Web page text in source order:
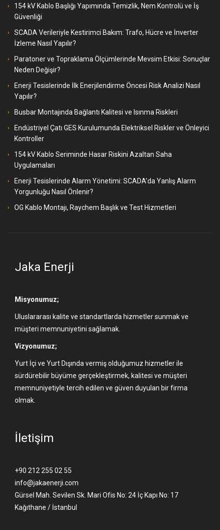
154 kV Kablo Başlığı Yapımında Temizlik, Nem Kontrolü ve İş
Güvenliği
SCADA Verileriyle Kestirimci Bakım: Trafo, Hücre ve İnverter
İzleme Nasıl Yapılır?
Paratoner ve Topraklama Ölçümlerinde Mevsim Etkisi: Sonuçlar
Neden Değişir?
Enerji Tesislerinde İlk Enerjilendirme Öncesi Risk Analizi Nasıl
Yapılır?
Busbar Montajında Bağlantı Kalitesi ve Isınma Riskleri
Endüstriyel Çatı GES Kurulumunda Elektriksel Riskler ve Önleyici
Kontroller
154 kV Kablo Seriminde Hasar Riskini Azaltan Saha
Uygulamaları
Enerji Tesislerinde Alarm Yönetimi: SCADA’da Yanlış Alarm
Yorgunluğu Nasıl Önlenir?
OG Kablo Montajı, Raychem Başlık ve Test Hizmetleri
Jaka Enerji
Misyonumuz;
Uluslararası kalite ve standartlarda hizmetler sunmak ve
müşteri memnuniyetini sağlamak.
Vizyonumuz;
Yurt İçi ve Yurt Dışında vermiş olduğumuz hizmetler ile
sürdürebilir büyüme gerçekleştirmek, kalitesi ve müşteri
memnuniyetiyle tercih edilen ve güven duyulan bir firma
olmak.
İletişim
+90 212 255 02 55
info@jakaenerji.com
Gürsel Mah. Sevilen Sk. Mari Ofis No: 24 İç Kapı No: 17
Kağıthane / İstanbul